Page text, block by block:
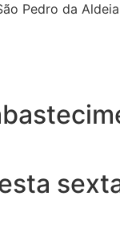
Pedro da